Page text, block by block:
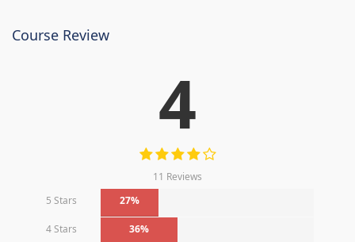
Course Review
4
11 Reviews
5 Stars
27%
4 Stars 36%